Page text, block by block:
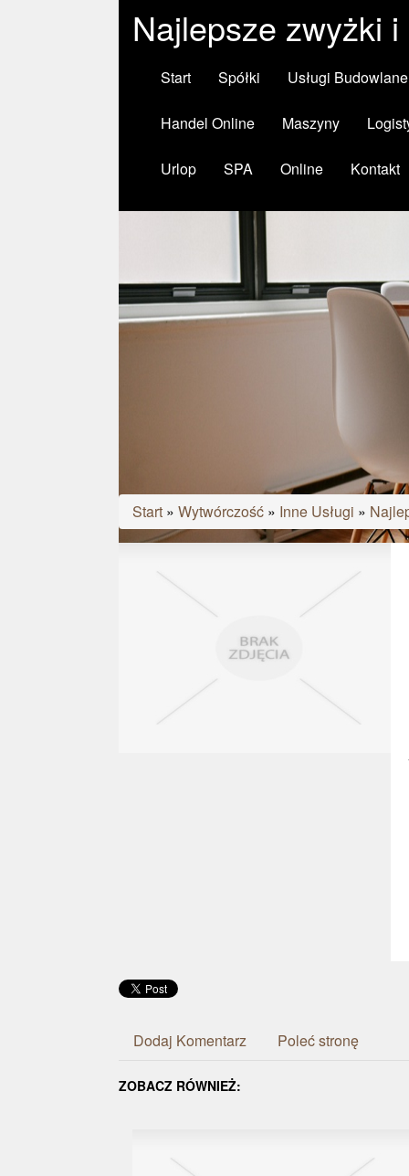
Najlepsze zwyżki
Start Spółki Usługi Budowlane
Handel Online Maszyny
Urlop SPA Online Kontakt
Start » Wytwórczość » Inne Usługi »
Dodaj Komentarz Poleć stronę
ZOBACZ RÓWNIEŻ: